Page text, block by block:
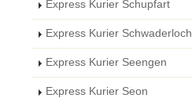
Express Kurier Schupfart
Express Kurier Schwaderloch
Express Kurier Seengen
Express Kurier Seon